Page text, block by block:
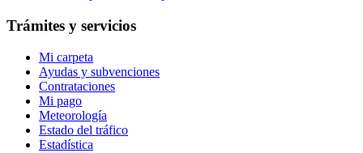
Trámites y servicios
Mi carpeta
Ayudas y subvenciones
Contrataciones
Mi pago
Meteorología
Estado del tráfico
Estadística